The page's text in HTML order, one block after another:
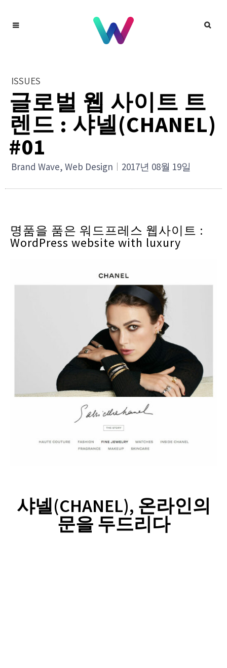
ISSUES
글로벌 웹 사이트 트
렌드 : 샤넬(CHANEL)
#01
Brand Wave, Web Design 2017년 08월 19일
명품을 품은 워드프레스 웹사이트 :
WordPress website with luxury
샤넬(CHANEL), 온라인의
문을 두드리다